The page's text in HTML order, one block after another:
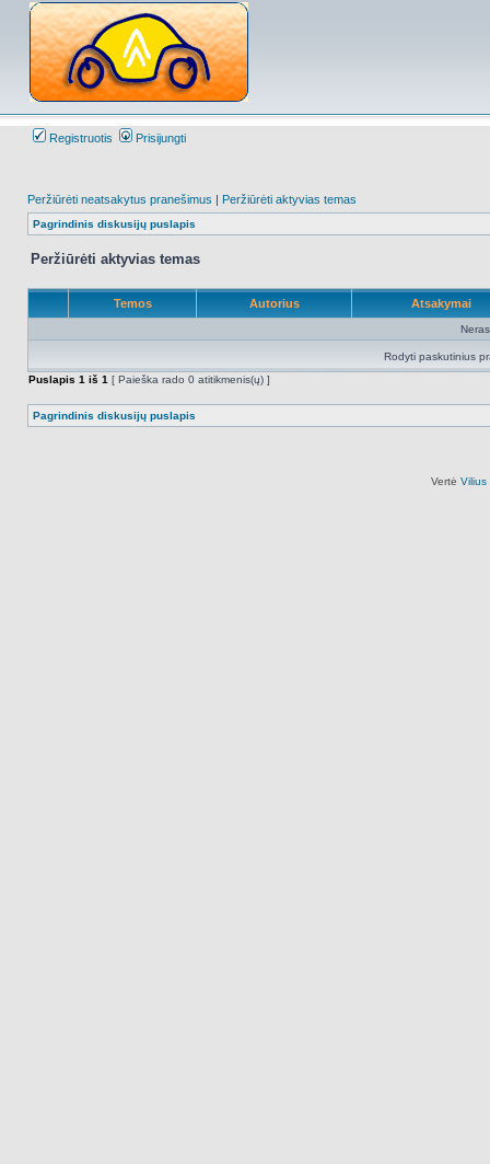
Registruotis Prisijungti
Peržiūrėti neatsakytus pranešimus | Peržiūrėti aktyvias temas
Pagrindinis diskusijų puslapis
Peržiūrėti aktyvias temas
Temos Autorius Atsakymai
Rodyti paskutinius
Puslapis 1 iš 1 [ Paieška rado 0 atitikmenis(ų) ]
Pagrindinis diskusijų puslapis
Vertė Vilius